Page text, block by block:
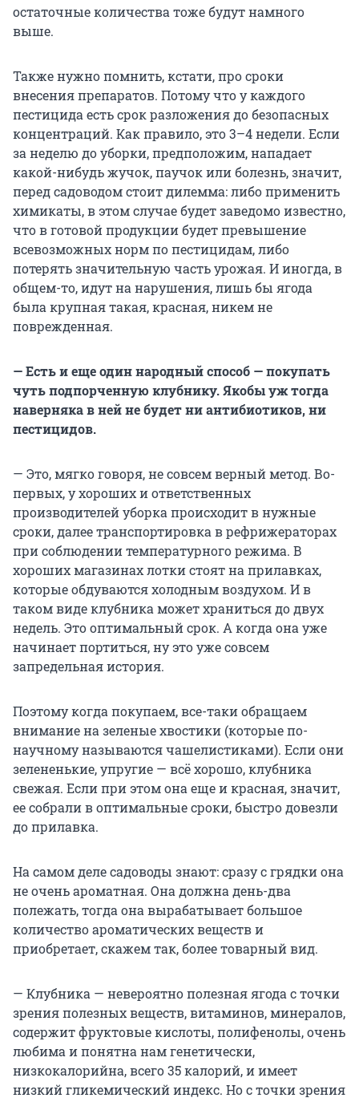
остаточные количества тоже будут намного
выше.
Также нужно помнить, кстати, про сроки
внесения препаратов. Потому что у каждого
пестицида есть срок разложения до безопасных
концентраций. Как правило, это 3–4 недели. Если
за неделю до уборки, предположим, нападает
какой-нибудь жучок, паучок или болезнь, значит,
перед садоводом стоит дилемма: либо применить
химикаты, в этом случае будет заведомо известно,
что в готовой продукции будет превышение
всевозможных норм по пестицидам, либо
потерять значительную часть урожая. И иногда, в
общем-то, идут на нарушения, лишь бы ягода
была крупная такая, красная, никем не
поврежденная.
— Есть и еще один народный способ — покупать
чуть подпорченную клубнику. Якобы уж тогда
наверняка в ней не будет ни антибиотиков, ни
пестицидов.
— Это, мягко говоря, не совсем верный метод. Во-
первых, у хороших и ответственных
производителей уборка происходит в нужные
сроки, далее транспортировка в рефрижераторах
при соблюдении температурного режима. В
хороших магазинах лотки стоят на прилавках,
которые обдуваются холодным воздухом. И в
таком виде клубника может храниться до двух
недель. Это оптимальный срок. А когда она уже
начинает портиться, ну это уже совсем
запредельная история.
Поэтому когда покупаем, все-таки обращаем
внимание на зеленые хвостики (которые по-
научному называются чашелистиками). Если они
зелененькие, упругие — всё хорошо, клубника
свежая. Если при этом она еще и красная, значит,
ее собрали в оптимальные сроки, быстро довезли
до прилавка.
На самом деле садоводы знают: сразу с грядки она
не очень ароматная. Она должна день-два
полежать, тогда она вырабатывает большое
количество ароматических веществ и
приобретает, скажем так, более товарный вид.
— Клубника — невероятно полезная ягода с точки
зрения полезных веществ, витаминов, минералов,
содержит фруктовые кислоты, полифенолы, очень
любима и понятна нам генетически,
низкокалорийна, всего 35 калорий, и имеет
низкий гликемический индекс. Но с точки зрения